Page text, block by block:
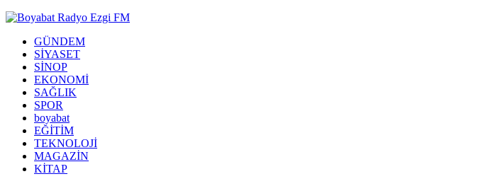
GÜNDEM
SİYASET
SİNOP
EKONOMİ
SAĞLIK
SPOR
boyabat
EĞİTİM
TEKNOLOJİ
MAGAZİN
KİTAP